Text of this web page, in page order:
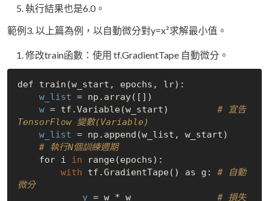
執行結果也是6.0。
範例3. 以上篇為例，以自動微分對y=x²求解最小值。
修改train函數：使用 tf.GradientTape 自動微分。
def train(w_start, epochs, lr):
w_list = np.array([])
w = tf.Variable(w_start) # 宣告
TensorFlow 變數(Variable)
w_list = np.append(w_list, w_start)
# 執行N個訓練週期
    for i
in range(epochs):
with tf.GradientTape() as g: # 自動
微分
y = w * w # 損失